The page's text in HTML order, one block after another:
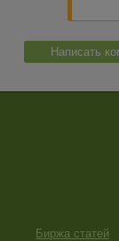
Написать
Биржа статей